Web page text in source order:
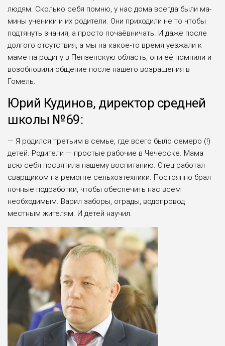
людям. Сколько се­бя помню, у нас дома всегда были ма­
мины ученики и их родители. Они при­ходили не то чтобы
подтянуть знания, а просто почаёвничать. И даже после
долгого отсутствия, а мы на какое-то время уезжали к
маме на родину в Пензенскую область, они её помнили и
возобновили общение после нашего возращения в
Гомель.
Юрий Кудинов, директор средней
школы №69:
— Я родился третьим в семье, где всего было семеро (!)
детей. Родители — простые рабочие в Чечерске. Ма­ма
всю себя посвятила нашему воспи­танию. Отец работал
сварщиком на ре­монте сельхозтехники. Постоянно брал
ночные подработки, чтобы обеспечить нас всем
необходимым. Варил заборы, ограды, водопровод
местным жителям. И детей научил.